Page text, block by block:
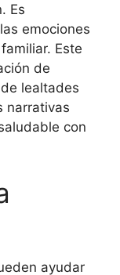
Es
emociones
Este
de
lealtades
narrativas
con
ayudar